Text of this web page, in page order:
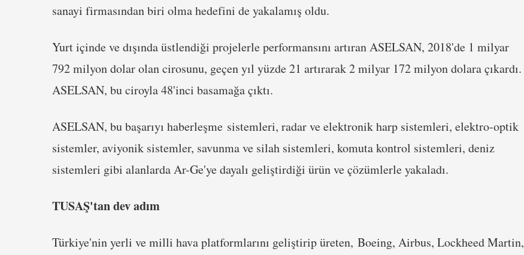
sanayi firmasından biri olma hedefini de yakalamış oldu.
Yurt içinde ve dışında üstlendiği projelerle performansını artıran ASELSAN, 2018'de 1 milyar
792 milyon dolar olan cirosunu, geçen yıl yüzde 21 artırarak 2 milyar 172 milyon dolara çıkardı.
ASELSAN, bu ciroyla 48'inci basamağa çıktı.
ASELSAN, bu başarıyı haberleşme sistemleri, radar ve elektronik harp sistemleri, elektro-optik
sistemler, aviyonik sistemler, savunma ve silah sistemleri, komuta kontrol sistemleri, deniz
sistemleri gibi alanlarda Ar-Ge'ye dayalı geliştirdiği ürün ve çözümlerle yakaladı.
TUSAŞ'tan dev adım
Türkiye'nin yerli ve milli hava platformlarını geliştirip üreten, Boeing, Airbus, Lockheed Martin,